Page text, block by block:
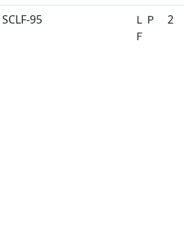
SCLF-95
ＬＰ
Ｆ
2